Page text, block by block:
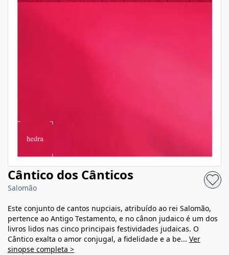
Cântico dos Cânticos
Salomão
Este conjunto de cantos nupciais, atribuído ao rei Salomão,
pertence ao Antigo Testamento, e no cânon judaico é um dos
livros lidos nas cinco principais festividades judaicas. O
Cântico exalta o amor conjugal, a fidelidade e a be... Ver
sinopse completa >